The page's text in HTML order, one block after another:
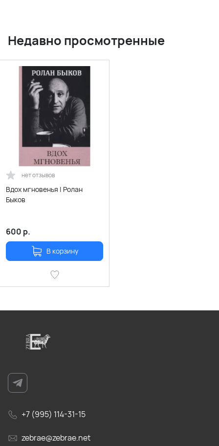
Недавно просмотренные
нет отзывов
Вдох мгновенья | Ролан
Быков
600 р.
В корзину
+7 (995) 114-31-15
zebrae@zebrae.net